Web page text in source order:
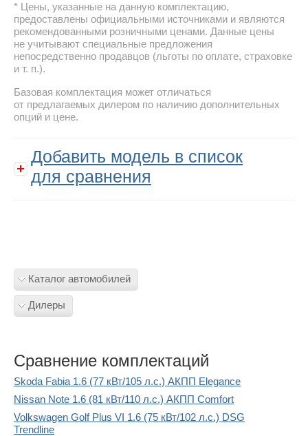
Цены, указанные на данную комплектацию,
предоставлены официальными источниками и являются
рекомендованными розничными ценами. Данные цены
не учитывают специальные предложения
непосредственно продавцов (льготы по оплате, страховке
и т. п.).
Базовая комплектация может отличаться
от предлагаемых дилером по наличию дополнительных
опций и цене.
Добавить модель в список
для сравнения
Каталог автомобилей
Дилеры
Сравнение комплектаций
Skoda Fabia 1.6 (77 кВт/105 л.с.) АКПП Elegance
Nissan Note 1.6 (81 кВт/110 л.с.) АКПП Comfort
Volkswagen Golf Plus VI 1.6 (75 кВт/102 л.с.) DSG
Trendline